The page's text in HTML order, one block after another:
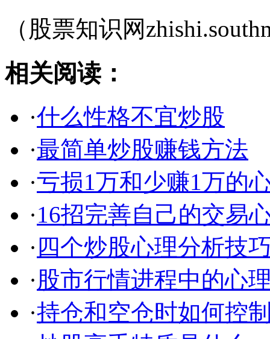
（股票知识网
相关阅读：
·什么性格不宜炒股
·最简单炒股赚钱方法
·亏损1万和少赚1万的
·16招完善自己的交易
· 四个炒股心理分析技
·股市行情进程中的心
·持仓和空仓时如何控